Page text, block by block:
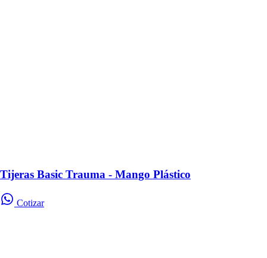
Tijeras Basic Trauma - Mango Plástico
Cotizar